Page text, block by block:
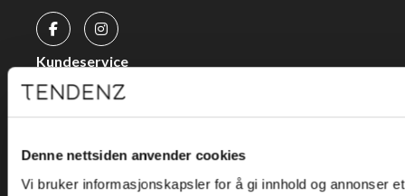
Denne nettsiden anvender cookies
Vi bruker informasjonskapsler for å gi innhold og annonser
Kundeservice
Kjøpsvilkår
Personvern
Holtegata 26, 0355 Oslo